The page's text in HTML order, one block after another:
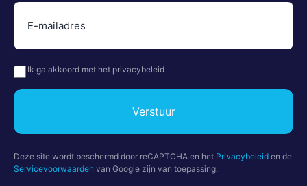
E-
mailadres
Privacy(Vereist)
Ik ga akkoord met het privacybeleid
Verstuur
Deze site wordt beschermd door reCAPTCHA en het Privacybeleid en de
Servicevoorwaarden van Google zijn van toepassing.